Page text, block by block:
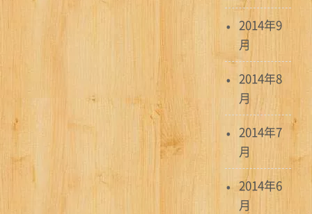
2014年9
月
2014年8
月
2014年7
月
2014年6
月